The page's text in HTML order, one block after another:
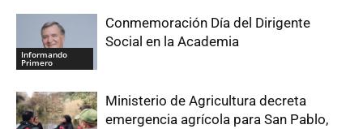
Informando
Primero
Conmemoración Día del Dirigente
Social en la Academia
Ministerio de Agricultura decreta
emergencia agrícola para San Pablo,